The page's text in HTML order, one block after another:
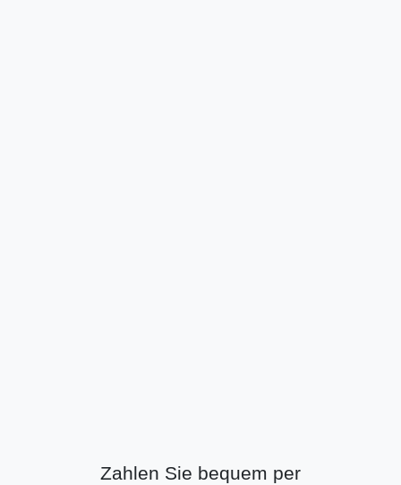
Zahlen Sie bequem per